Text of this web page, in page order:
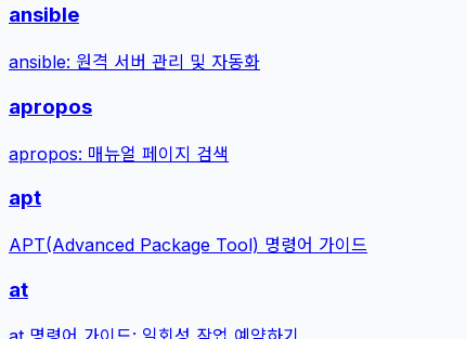
ansible
ansible: 원격 서버 관리 및 자동화
apropos
apropos: 매뉴얼 페이지 검색
apt
APT(Advanced Package Tool) 명령어 가이드
at